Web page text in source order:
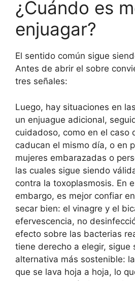
¿Cuándo es
enjuagar?
El sentido común sigue
Antes de abrir el sobre
tres señales:
Luego, hay situaciones en
un enjuague adicional,
cuidadoso, como en el caso
caducan el mismo día, o en
mujeres embarazadas o
las cuales sigue siendo
contra la toxoplasmosis. En
embargo, es mejor confiar
secar bien: el vinagre y el
efervescencia, no
efecto sobre las bacterias
tiene derecho a elegir, sigue
alternativa más sostenible:
que se lava hoja a hoja, lo